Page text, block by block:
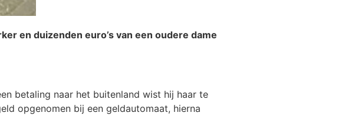
en duizenden euro’s van een oudere dame
betaling naar het buitenland wist hij haar te
opgenomen bij een geldautomaat, hierna